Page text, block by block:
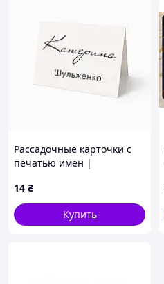
Рассадочные карточки с
печатью имен |
14 ₴
Купить